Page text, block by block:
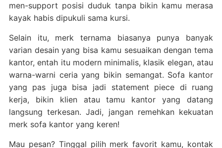
men-support posisi duduk tanpa bikin kamu merasa
kayak habis dipukuli sama kursi.
Selain itu, merk ternama biasanya punya banyak
varian desain yang bisa kamu sesuaikan dengan tema
kantor, entah itu modern minimalis, klasik elegan, atau
warna-warni ceria yang bikin semangat. Sofa kantor
yang pas juga bisa jadi statement piece di ruang
kerja, bikin klien atau tamu kantor yang datang
langsung terkesan. Jadi, jangan remehkan kekuatan
merk sofa kantor yang keren!
Mau pesan? Tinggal pilih merk favorit kamu, kontak